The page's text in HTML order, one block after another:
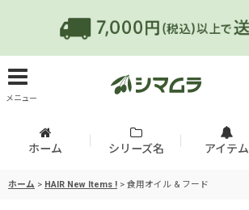
メニュー
ホーム シリーズ名 アイテム
ホーム > HAIR New Items ! > 食用オイル & フード